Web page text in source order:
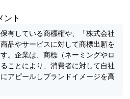
ント
有している商標権や、「株式会社
品やサービスに対して商標出願を
。企業は、商標（ネーミングやロ
ことにより、消費者に対して自社
アピールしブランドイメージを高